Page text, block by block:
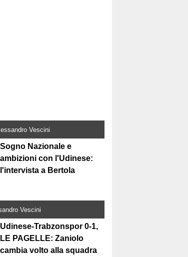
Vescini
Sogno Nazionale e
ambizioni con l'Udinese:
l'intervista a Bertola
Vescini
Udinese-Trabzonspor 0-1,
LE PAGELLE: Zaniolo
cambia volto alla squadra